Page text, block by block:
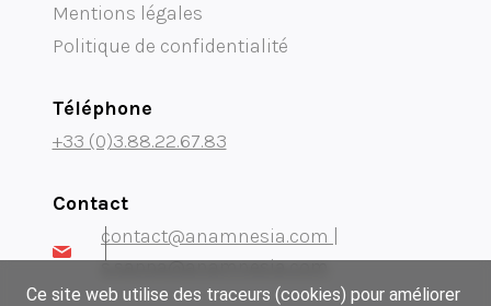
Mentions légales
Politique de confidentialité
Téléphone
+33 (0)3.88.22.67.83
Contact
contact@anamnesia.com |
s.sappa@anamnesia.com
Ce site web utilise des traceurs (cookies) pour améliorer